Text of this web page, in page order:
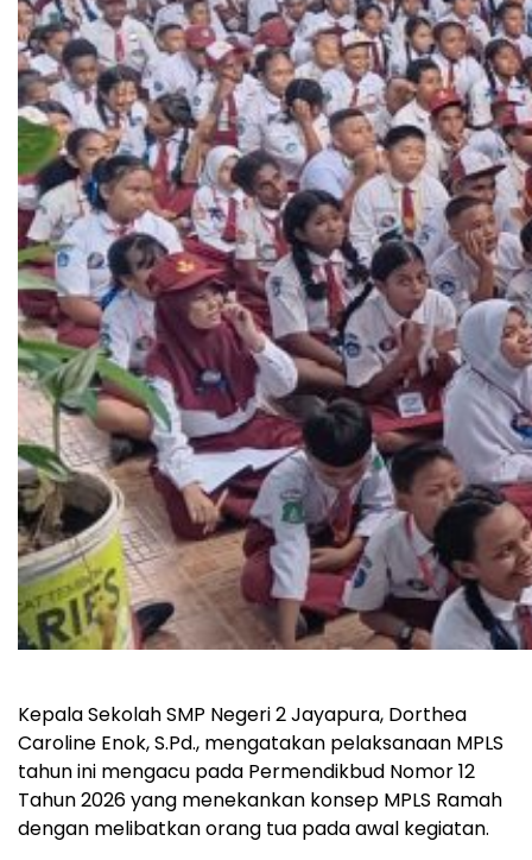
Kepala Sekolah SMP Negeri 2 Jayapura, Dorthea
Caroline Enok, S.Pd., mengatakan pelaksanaan MPLS
tahun ini mengacu pada Permendikbud Nomor 12
Tahun 2026 yang menekankan konsep MPLS Ramah
dengan melibatkan orang tua pada awal kegiatan.